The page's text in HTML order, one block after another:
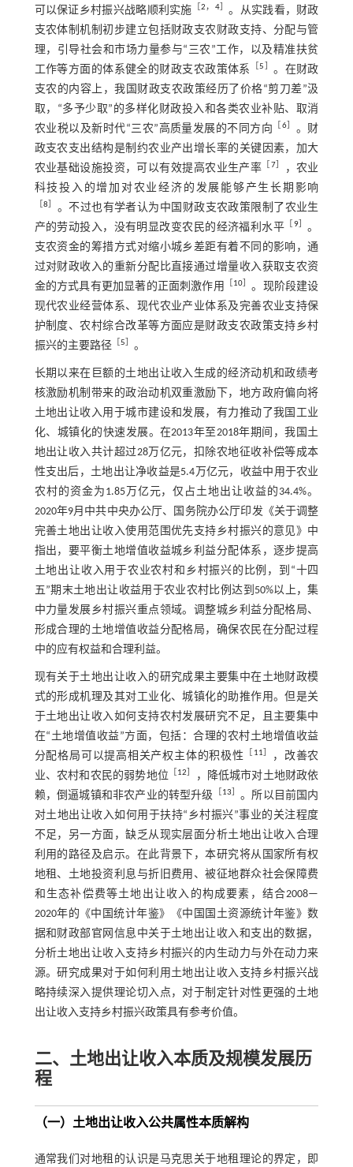
可以保证乡村振兴战略顺利实施 ［2， 4］ 。从实践看，财政
支农体制机制初步建立包括财政支农财政支持、分配与管
理，引导社会和市场力量参与“三农”工作，以及精准扶贫
工作等方面的体系健全的财政支农政策体系
［5
。在财政
支农的内容上，我国财政支农政策经历了价格“剪刀差”汲
取，“多予少取”的多样化财政投入和各类农业补贴、取消
农业税以及新时代“三农”高质量发展的不同方向
6］ 。财
政支农支出结构是制约农业产出增长率的关键因素，加大
农业基础设施投资，可以有效提高农业生产率
7］
，农业
科技投入的增加对农业经济的发展能够产生长期影响
［8
。不过也有学者认为中国财政支农政策限制了农业生
产的劳动投入，没有明显改变农民的经济福利水平
9］ 。
支农资金的筹措方式对缩小城乡差距有着不同的影响，通
过对财政收入的重新分配比直接通过增量收入获取支农资
金的方式具有更加显著的正面刺激作用
10
。现阶段建设
现代农业经营体系、现代农业产业体系及完善农业支持保
护制度、农村综合改革等方面应是财政支农政策支持乡村
振兴的主要路径［ 5 。
长期以来在巨额的土地出让收入生成的经济动机和政绩考
核激励机制带来的政治动机双重激励下，地方政府偏向将
土地出让收入用于城市建设和发展，有力推动了我国工业
化、城镇化的快速发展。在2013年至2018年期间，我国土
地出让收入共计超过28万亿元，扣除农地征收补偿等成本
性支出后，土地出让净收益是5.4万亿元，收益中用于农业
农村的资金为1.85万亿元，仅占土地出让收益的34.4%。
2020年9月中共中央办公厅、国务院办公厅印发《关于调整
完善土地出让收入使用范围优先支持乡村振兴的意见》中
指出，要平衡土地增值收益城乡利益分配体系，逐步提高
土地出让收入用于农业农村和乡村振兴的比例，到“十四
五”期末土地出让收益用于农业农村比例达到50%以上，集
中力量发展乡村振兴重点领域。调整城乡利益分配格局、
形成合理的土地增值收益分配格局，确保农民在分配过程
中的应有权益和合理利益。
现有关于土地出让收入的研究成果主要集中在土地财政模
式的形成机理及其对工业化、城镇化的助推作用。但是关
于土地出让收入如何支持农村发展研究不足，且主要集中
在“土地增值收益”方面，包括：合理的农村土地增值收益
分配格局可以提高相关产权主体的积极性
11
，改善农
业、农村和农民的弱势地位
12
，降低城市对土地财政依
赖，倒逼城镇和非农产业的转型升级
13
。所以目前国内
对土地出让收入如何用于扶持“乡村振兴”事业的关注程度
不足，另一方面，缺乏从现实层面分析土地出让收入合理
利用的路径及启示。在此背景下，本研究将从国家所有权
地租、土地投资利息与折旧费用、被征地群众社会保障费
和生态补偿费等土地出让收入的构成要素，结合2008—
2020年的《中国统计年鉴》《中国国土资源统计年鉴》数
据和财政部官网信息中关于土地出让收入和支出的数据，
分析土地出让收入支持乡村振兴的内生动力与外在动力来
源。研究成果对于如何利用土地出让收入支持乡村振兴战
略持续深入提供理论切入点，对于制定针对性更强的土地
出让收入支持乡村振兴政策具有参考价值。
二、土地出让收入本质及规模发展历
程
（一）土地出让收入公共属性本质解构
通常我们对地租的认识是马克思关于地租理论的界定，即